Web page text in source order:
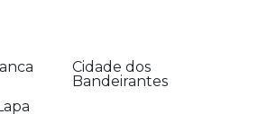
Cidade dos
Bandeirantes